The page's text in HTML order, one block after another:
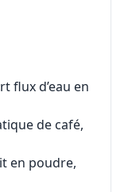
flux d’eau en
de café,
en poudre,